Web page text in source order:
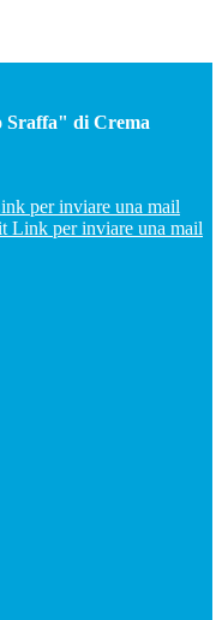
Sraffa" di Crema
per inviare una mail
Link per inviare una mail